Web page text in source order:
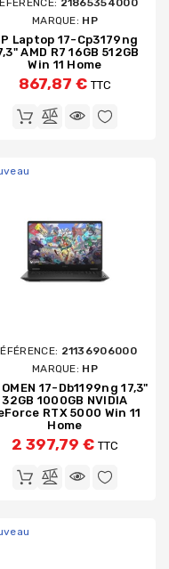
MARQUE: HP
Laptop 17-Cp3179ng
AMD R7 16GB 512GB
Win 11 Home
867,87 € TTC
21136906000
MARQUE: HP
OMEN 17-Db1199ng 17,3"
32GB 1000GB NVIDIA
RTX 5000 Win 11
Home
2 397,79 € TTC